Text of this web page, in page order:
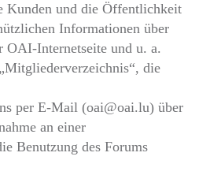
Kunden und die Öffentlichkeit
Informationen über
Internetseite und u. a.
die
per E-Mail (oai@oai.lu) über
an einer
Benutzung des Forums